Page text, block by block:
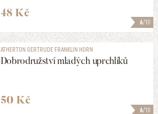
6/10
48 Kč
6/10
ATHERTON GERTRUDE FRANKLIN HORN
Dobrodružství mladých uprchlíků
50 Kč